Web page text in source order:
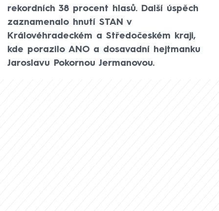
rekordních 38 procent hlasů. Další úspěch
zaznamenalo hnutí STAN v
Královéhradeckém a Středočeském kraji,
kde porazilo ANO a dosavadní hejtmanku
Jaroslavu Pokornou Jermanovou.